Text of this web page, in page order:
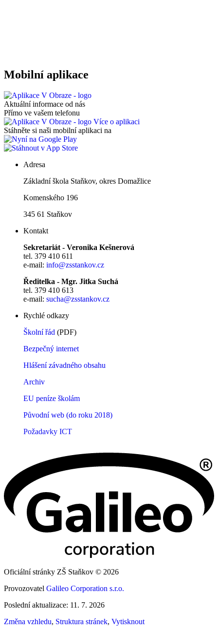
Mobilní aplikace
Aktuální informace od nás
Přímo ve vašem telefonu
Více o aplikaci
Stáhněte si naši mobilní aplikaci na
Adresa
Základní škola Staňkov, okres Domažlice
Komenského 196
345 61 Staňkov
Kontakt
Sekretariát - Veronika Kešnerová
tel. 379 410 611
e-mail: info@zsstankov.cz
Ředitelka - Mgr. Jitka Suchá
tel. 379 410 613
e-mail: sucha@zsstankov.cz
Rychlé odkazy
Školní řád (PDF)
Bezpečný internet
Hlášení závadného obsahu
Archiv
EU peníze školám
Původní web (do roku 2018)
Požadavky ICT
Oficiální stránky ZŠ Staňkov © 2026
Provozovatel Galileo Corporation s.r.o.
Poslední aktualizace: 11. 7. 2026
Změna vzhledu, Struktura stránek, Vytisknout